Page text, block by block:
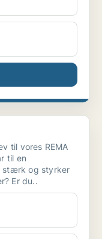
til vores REMA
til en
stærk og styrker
Er du..